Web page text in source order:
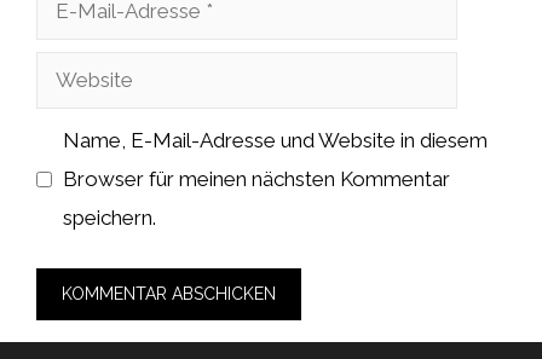
Adresse
Website
Name, E-Mail-Adresse und Website in diesem
Browser für meinen nächsten Kommentar
speichern.